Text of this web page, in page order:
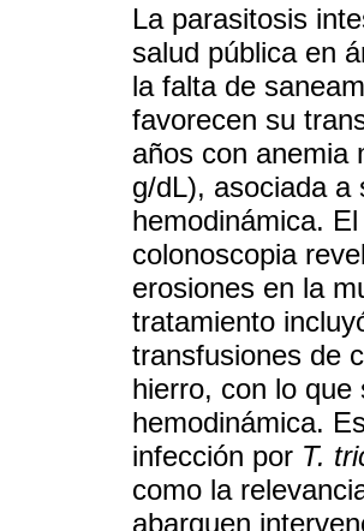
La parasitosis
salud pública en
la falta de
favorecen su
años con anemia
g/dL), asociada a
hemodinámica.
colonoscopia
erosiones en la
tratamiento
transfusiones de
hierro, con lo
hemodinámica.
infección por T.
como la
abarquen